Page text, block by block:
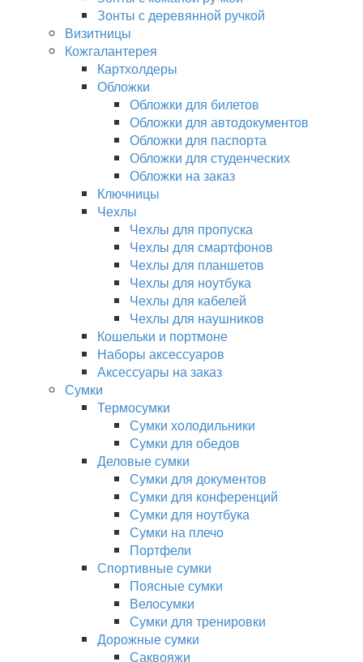
Зонты с деревянной ручкой
Визитницы
Кожгалантерея
Картхолдеры
Обложки
Обложки для билетов
Обложки для автодокументов
Обложки для паспорта
Обложки для студенческих
Обложки на заказ
Ключницы
Чехлы
Чехлы для пропуска
Чехлы для смартфонов
Чехлы для планшетов
Чехлы для ноутбука
Чехлы для кабелей
Чехлы для наушников
Кошельки и портмоне
Наборы аксессуаров
Аксессуары на заказ
Сумки
Термосумки
Сумки холодильники
Сумки для обедов
Деловые сумки
Сумки для документов
Сумки для конференций
Сумки для ноутбука
Сумки на плечо
Портфели
Спортивные сумки
Поясные сумки
Велосумки
Сумки для тренировки
Дорожные сумки
Саквояжи